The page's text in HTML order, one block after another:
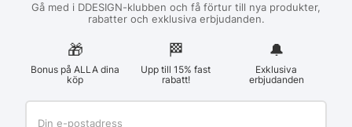
Gå med i DDESIGN-klubben och få förtur till nya produkter,
rabatter och exklusiva erbjudanden.
🎁
Bonus på ALLA dina
köp
🏁︎
Upp till 15% fast
rabatt!
🔔
Exklusiva
erbjudanden